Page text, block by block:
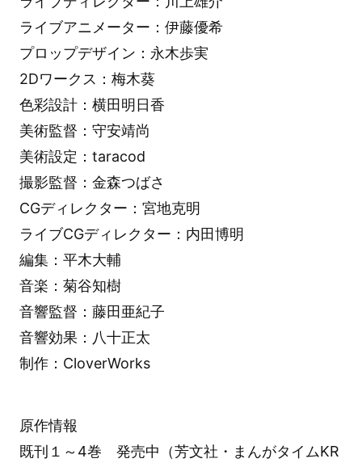
ライブアニメーター：伊藤優希
プロップデザイン：永木歩実
2Dワークス：梅木葵
色彩設計：横田明日香
美術監督：守安靖尚
美術設定：taracod
撮影監督：金森つばさ
CGディレクター：宮地克明
ライブCGディレクター：内田博明
編集：平木大輔
音楽：菊谷知樹
音響監督：藤田亜紀子
音響効果：八十正太
制作：CloverWorks
原作情報
既刊１～4巻 発売中（芳文社・まんがタイムKR